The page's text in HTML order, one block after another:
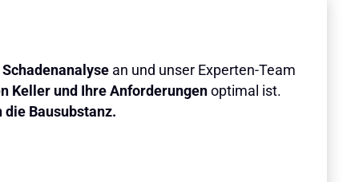
an und unser Experten-Team
Keller und Ihre Anforderungen optimal ist.
Bausubstanz.